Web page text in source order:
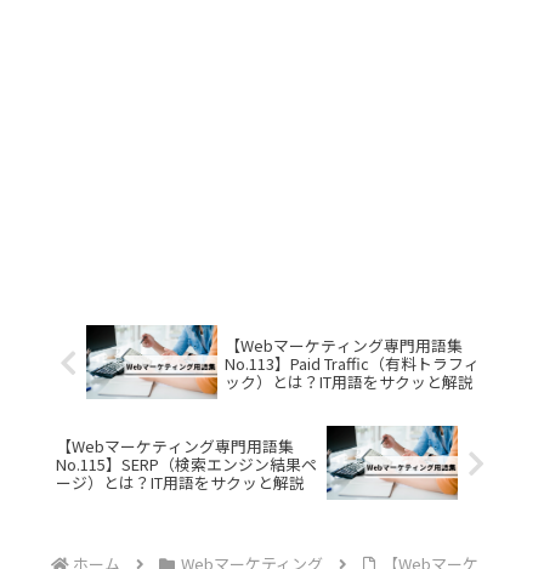
【Webマーケティング専門用語集
No.113】Paid Traffic（有料トラフィ
ック）とは？IT用語をサクッと解説
【Webマーケティング専門用語集
No.115】SERP（検索エンジン結果ペ
ージ）とは？IT用語をサクッと解説
ホーム Webマーケティング 【Webマーケ